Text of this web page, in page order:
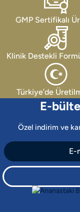
GMP Sertifikalı
Klinik Destekli
Türkiye’de
E-
Özel indirim ve